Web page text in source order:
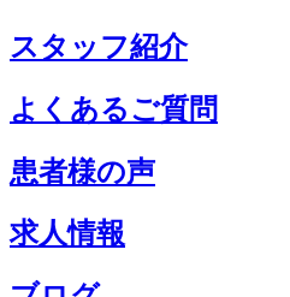
スタッフ紹介
よくあるご質問
患者様の声
求人情報